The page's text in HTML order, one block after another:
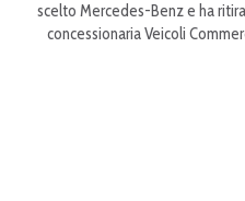
scelto Mercedes-Benz e ha
concessionaria Veicoli